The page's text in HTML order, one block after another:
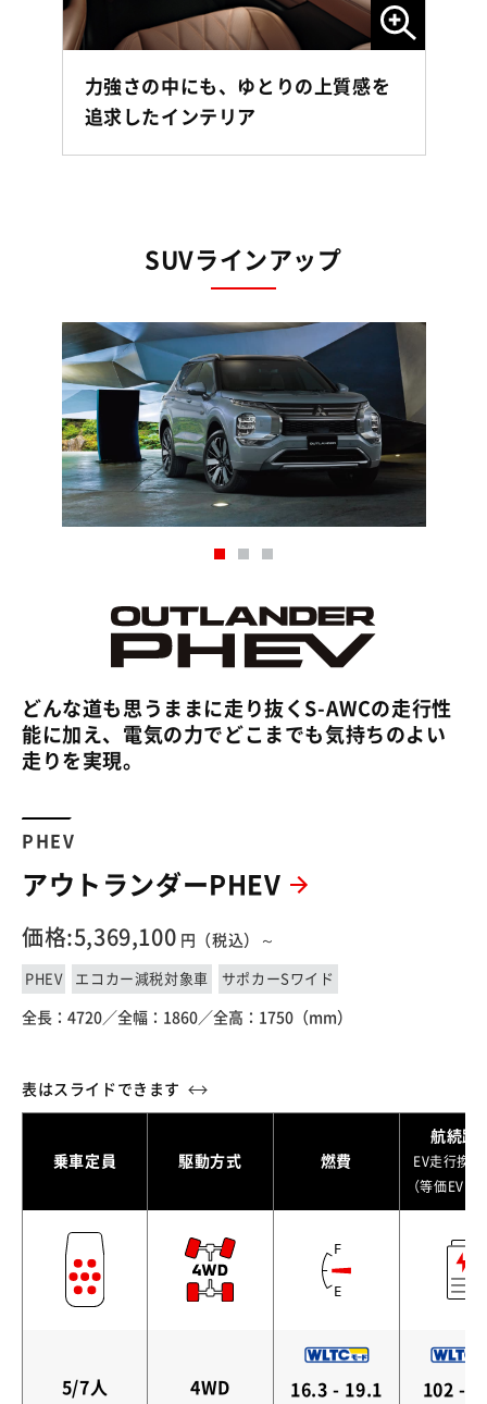
力強さの中にも、ゆとりの上質感を
追求したインテリア
SUVラインアップ
どんな道も思うままに走り抜くS-AWCの走行性
能に加え、電気の力でどこまでも気持ちのよい
走りを実現。
PHEV
アウトランダーPHEV
価格:5,369,100 円（税込）～
PHEV エコカー減税対象車 サポカーSワイド
全長：4720／全幅：1860／全高：1750（mm）
乗車定員 駆動方式 燃費
航続距
EV走行換
（等価EVレ
5/7人 4WD 16.3 - 19.1 102 -